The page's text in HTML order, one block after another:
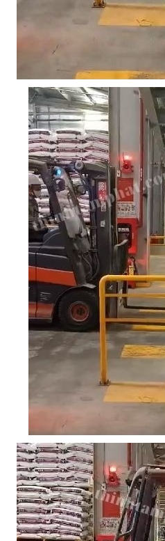
Đóng
TRÊN MẠNG XÃ HỘI
Facebook
Google
Twitter
Gọi cho chúng tôi
Nhắn tin
Mail
COPYRIGHT 2018. ALL RIGHTS RESERVED